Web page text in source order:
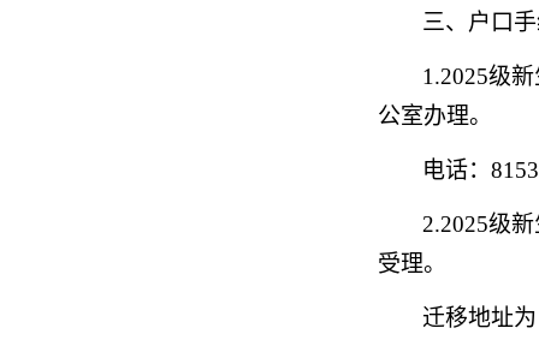
三、户口
1.2025级
公室办理。
电话：
2.2025级
受理。
迁移地址